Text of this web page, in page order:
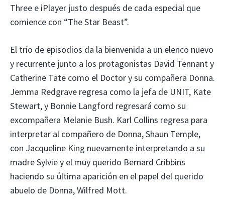
Three e iPlayer justo después de cada especial que
comience con “The Star Beast”.
El trío de episodios da la bienvenida a un elenco nuevo
y recurrente junto a los protagonistas David Tennant y
Catherine Tate como el Doctor y su compañera Donna.
Jemma Redgrave regresa como la jefa de UNIT, Kate
Stewart, y Bonnie Langford regresará como su
excompañera Melanie Bush. Karl Collins regresa para
interpretar al compañero de Donna, Shaun Temple,
con Jacqueline King nuevamente interpretando a su
madre Sylvie y el muy querido Bernard Cribbins
haciendo su última aparición en el papel del querido
abuelo de Donna, Wilfred Mott.